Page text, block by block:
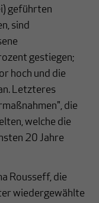
geführten
sind
gestiegen;
hoch und die
Letzteres
die
welche die
20 Jahre
Rousseff, die
wiedergewählte